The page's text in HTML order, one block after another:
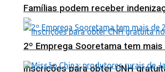
Inscrições para obter CNH
Famílias podem receber
2º Emprega Sooretama tem